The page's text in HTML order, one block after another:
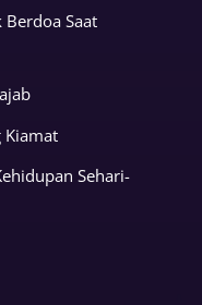
Saat
Kiamat
Sehari-